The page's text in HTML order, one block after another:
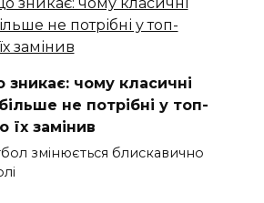
зникає: чому класичні
не потрібні у топ-
їх замінив
змінюється блискавично